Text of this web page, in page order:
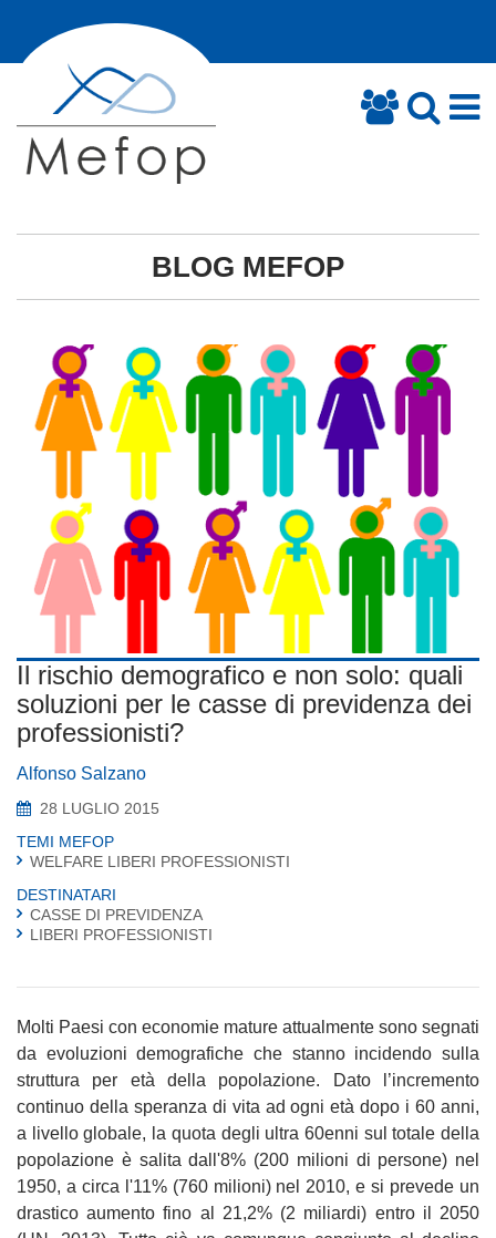
BLOG MEFOP
Il rischio demografico e non solo: quali
soluzioni per le casse di previdenza dei
professionisti?
Alfonso Salzano
28 LUGLIO 2015
TEMI MEFOP
WELFARE LIBERI PROFESSIONISTI
DESTINATARI
CASSE DI PREVIDENZA
LIBERI PROFESSIONISTI
Molti Paesi con economie mature attualmente sono segnati
da evoluzioni demografiche che stanno incidendo sulla
struttura per età della popolazione. Dato l’incremento
continuo della speranza di vita ad ogni età dopo i 60 anni,
a livello globale, la quota degli ultra 60enni sul totale della
popolazione è salita dall'8% (200 milioni di persone) nel
1950, a circa l'11% (760 milioni) nel 2010, e si prevede un
drastico aumento fino al 21,2% (2 miliardi) entro il 2050